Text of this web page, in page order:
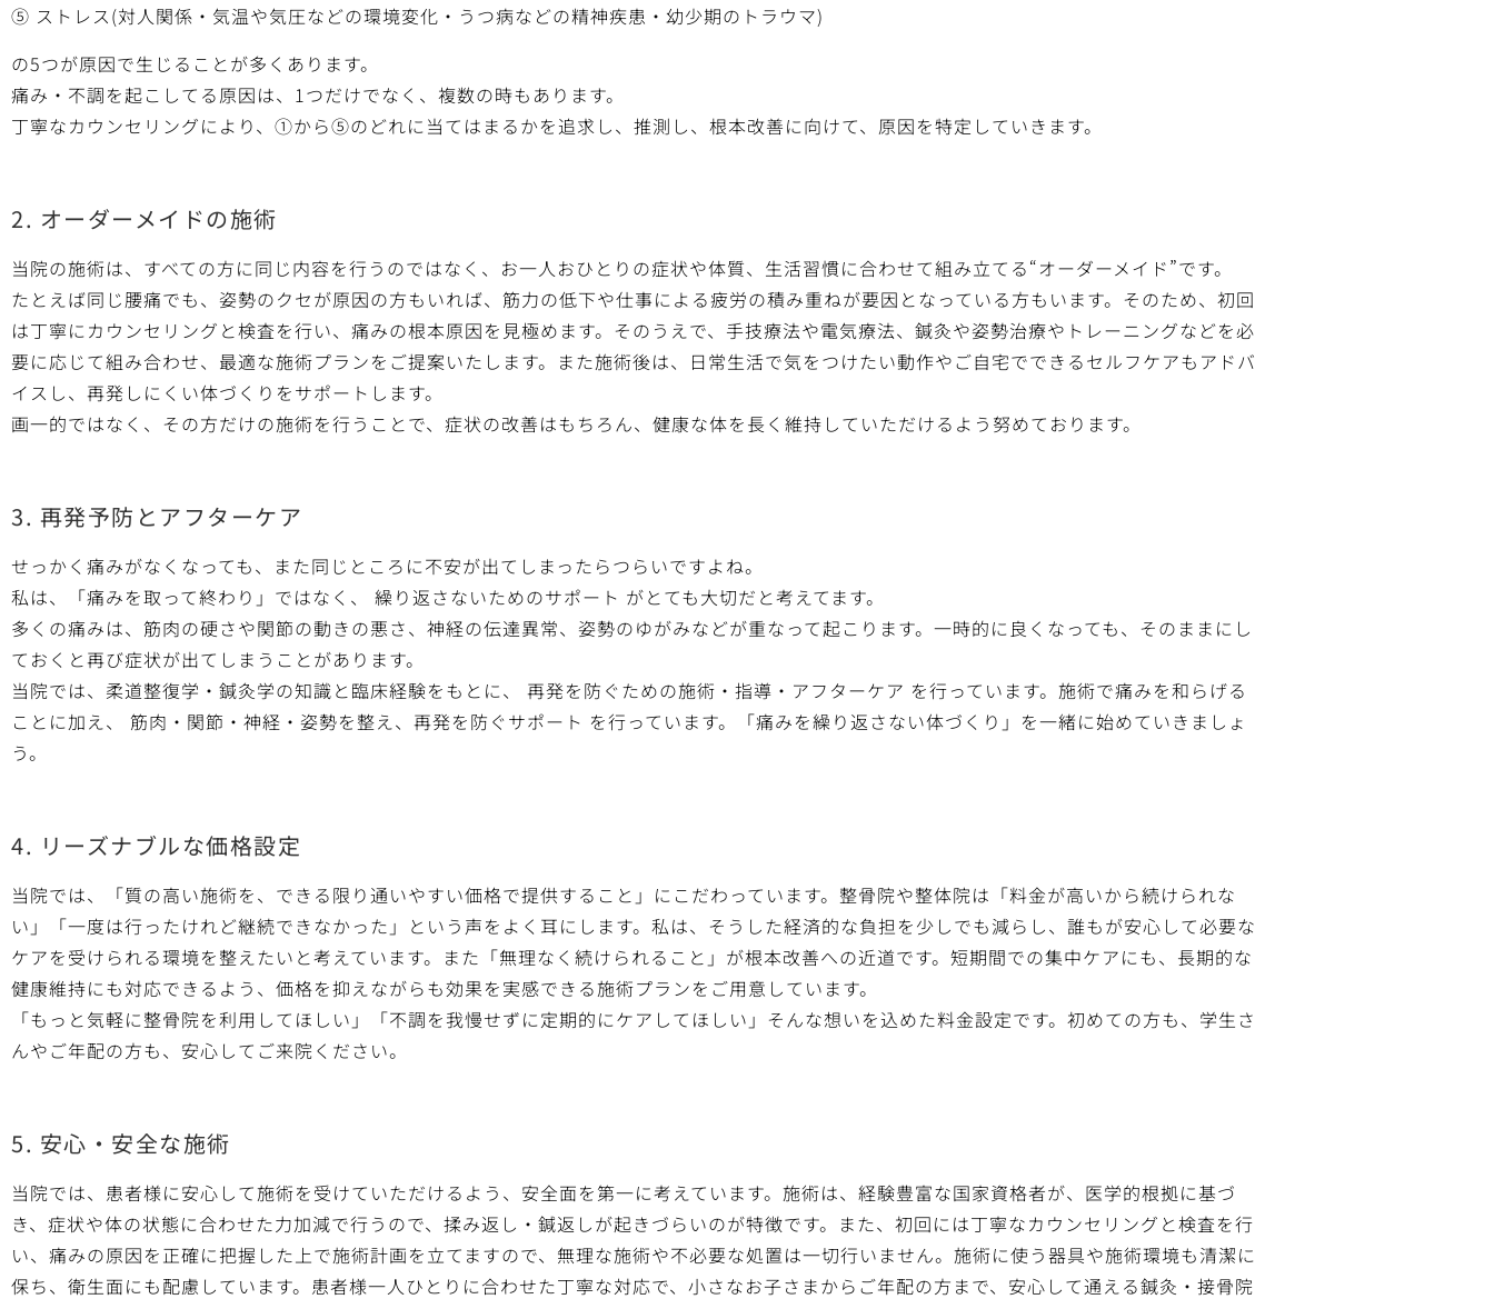
⑤ ストレス(対人関係・気温や気圧などの環境変化・うつ病などの精神疾患・幼少期のトラウマ)
の5つが原因で生じることが多くあります。
痛み・不調を起こしてる原因は、1つだけでなく、複数の時もあります。
丁寧なカウンセリングにより、①から⑤のどれに当てはまるかを追求し、推測し、根本改善に向けて、原因を特定していきます。
2. オーダーメイドの施術
当院の施術は、すべての方に同じ内容を行うのではなく、お一人おひとりの症状や体質、生活習慣に合わせて組み立てる“オーダーメイド”です。
たとえば同じ腰痛でも、姿勢のクセが原因の方もいれば、筋力の低下や仕事による疲労の積み重ねが要因となっている方もいます。そのため、初回
は丁寧にカウンセリングと検査を行い、痛みの根本原因を見極めます。そのうえで、手技療法や電気療法、鍼灸や姿勢治療やトレーニングなどを必
要に応じて組み合わせ、最適な施術プランをご提案いたします。また施術後は、日常生活で気をつけたい動作やご自宅でできるセルフケアもアドバ
イスし、再発しにくい体づくりをサポートします。
画一的ではなく、その方だけの施術を行うことで、症状の改善はもちろん、健康な体を長く維持していただけるよう努めております。
3. 再発予防とアフターケア
せっかく痛みがなくなっても、また同じところに不安が出てしまったらつらいですよね。
私は、「痛みを取って終わり」ではなく、 繰り返さないためのサポート がとても大切だと考えてます。
多くの痛みは、筋肉の硬さや関節の動きの悪さ、神経の伝達異常、姿勢のゆがみなどが重なって起こります。一時的に良くなっても、そのままにし
ておくと再び症状が出てしまうことがあります。
当院では、柔道整復学・鍼灸学の知識と臨床経験をもとに、 再発を防ぐための施術・指導・アフターケア を行っています。施術で痛みを和らげる
ことに加え、 筋肉・関節・神経・姿勢を整え、再発を防ぐサポート を行っています。「痛みを繰り返さない体づくり」を一緒に始めていきましょ
う。
4. リーズナブルな価格設定
当院では、「質の高い施術を、できる限り通いやすい価格で提供すること」にこだわっています。整骨院や整体院は「料金が高いから続けられな
い」「一度は行ったけれど継続できなかった」という声をよく耳にします。私は、そうした経済的な負担を少しでも減らし、誰もが安心して必要な
ケアを受けられる環境を整えたいと考えています。また「無理なく続けられること」が根本改善への近道です。短期間での集中ケアにも、長期的な
健康維持にも対応できるよう、価格を抑えながらも効果を実感できる施術プランをご用意しています。
「もっと気軽に整骨院を利用してほしい」「不調を我慢せずに定期的にケアしてほしい」そんな想いを込めた料金設定です。初めての方も、学生さ
んやご年配の方も、安心してご来院ください。
5. 安心・安全な施術
当院では、患者様に安心して施術を受けていただけるよう、安全面を第一に考えています。施術は、経験豊富な国家資格者が、医学的根拠に基づ
き、症状や体の状態に合わせた力加減で行うので、揉み返し・鍼返しが起きづらいのが特徴です。また、初回には丁寧なカウンセリングと検査を行
い、痛みの原因を正確に把握した上で施術計画を立てますので、無理な施術や不必要な処置は一切行いません。施術に使う器具や施術環境も清潔に
保ち、衛生面にも配慮しています。患者様一人ひとりに合わせた丁寧な対応で、小さなお子さまからご年配の方まで、安心して通える鍼灸・接骨院